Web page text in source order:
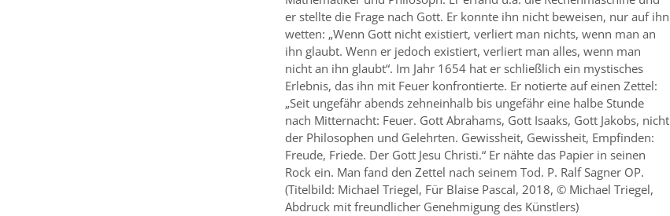
er stellte die Frage nach Gott. Er konnte ihn nicht beweisen, nur auf ihn
wetten: „Wenn Gott nicht existiert, verliert man nichts, wenn man an
ihn glaubt. Wenn er jedoch existiert, verliert man alles, wenn man
nicht an ihn glaubt“. Im Jahr 1654 hat er schließlich ein mystisches
Erlebnis, das ihn mit Feuer konfrontierte. Er notierte auf einen Zettel:
„Seit ungefähr abends zehneinhalb bis ungefähr eine halbe Stunde
nach Mitternacht: Feuer. Gott Abrahams, Gott Isaaks, Gott Jakobs, nicht
der Philosophen und Gelehrten. Gewissheit, Gewissheit, Empfinden:
Freude, Friede. Der Gott Jesu Christi.“ Er nähte das Papier in seinen
Rock ein. Man fand den Zettel nach seinem Tod. P. Ralf Sagner OP.
(Titelbild: Michael Triegel, Für Blaise Pascal, 2018, © Michael Triegel,
Abdruck mit freundlicher Genehmigung des Künstlers)